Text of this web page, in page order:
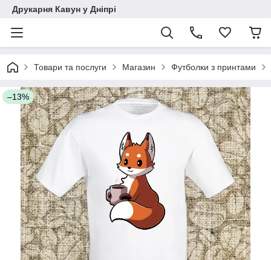
Друкарня Кавун у Дніпрі
Товари та послуги Магазин Футболки з принтами
–13%